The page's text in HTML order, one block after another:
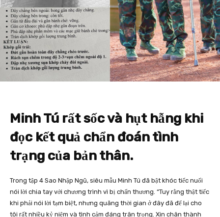
Minh Tú rất sốc và hụt hẫng khi
đọc kết quả chẩn đoán tình
trạng của bản thân.
Trong tập 4 Sao Nhập Ngũ, siêu mẫu Minh Tú đã bật khóc tiếc nuối
nói lời chia tay với chương trình vì bị chấn thương. “Tuy rằng thật tiếc
khi phải nói lời tạm biệt, nhưng quãng thời gian ở đây đã để lại cho
tôi rất nhiều kỷ niệm và tình cảm đáng trân trọng. Xin chân thành